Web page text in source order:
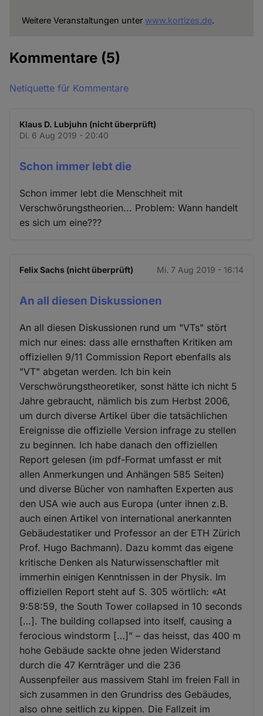
Weitere Veranstaltungen unter www.kortizes.de.
Kommentare (5)
Netiquette für Kommentare
Klaus D. Lubjuhn (nicht überprüft)
Di. 6 Aug 2019 - 20:40
Schon immer lebt die
Schon immer lebt die Menschheit mit
Verschwörungstheorien... Problem: Wann handelt
es sich um eine???
Felix Sachs (nicht überprüft) Mi. 7 Aug 2019 - 16:14
An all diesen Diskussionen
An all diesen Diskussionen rund um "VTs" stört
mich nur eines: dass alle ernsthaften Kritiken am
offiziellen 9/11 Commission Report ebenfalls als
"VT" abgetan werden. Ich bin kein
Verschwörungstheoretiker, sonst hätte ich nicht 5
Jahre gebraucht, nämlich bis zum Herbst 2006,
um durch diverse Artikel über die tatsächlichen
Ereignisse die offizielle Version infrage zu stellen
zu beginnen. Ich habe danach den offiziellen
Report gelesen (im pdf-Format umfasst er mit
allen Anmerkungen und Anhängen 585 Seiten)
und diverse Bücher von namhaften Experten aus
den USA wie auch aus Europa (unter ihnen z.B.
auch einen Artikel von international anerkannten
Gebäudestatiker und Professor an der ETH Zürich
Prof. Hugo Bachmann). Dazu kommt das eigene
kritische Denken als Naturwissenschaftler mit
immerhin einigen Kenntnissen in der Physik. Im
offiziellen Report steht auf S. 305 wörtlich: «At
9:58:59, the South Tower collapsed in 10 seconds
[…]. The building collapsed into itself, causing a
ferocious windstorm […]” – das heisst, das 400 m
hohe Gebäude sackte ohne jeden Widerstand
durch die 47 Kernträger und die 236
Aussenpfeiler aus massivem Stahl im freien Fall in
sich zusammen in den Grundriss des Gebäudes,
also ohne seitlich zu kippen. Die Fallzeit im